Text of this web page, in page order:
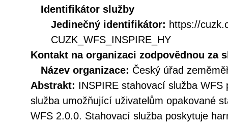
Identifikátor služby
Jedinečný identifikátor: https://
CUZK_WFS_INSPIRE_HY
Kontakt na organizaci zodpovědnou za
Název organizace: Český úřad
Abstrakt: INSPIRE stahovací služba WFS
služba umožňující uživatelům opakované
WFS 2.0.0. Stahovací služba poskytuje